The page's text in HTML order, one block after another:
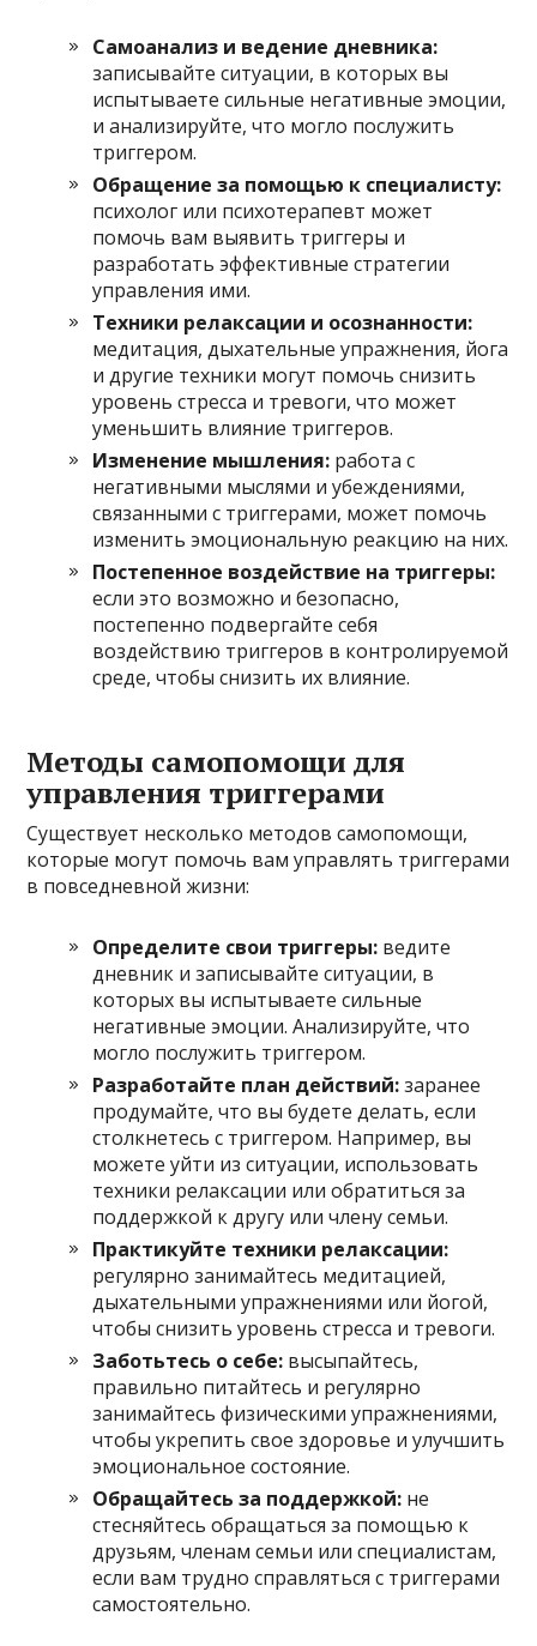
Самоанализ и ведение дневника:
записывайте ситуации, в которых вы
испытываете сильные негативные эмоции,
и анализируйте, что могло послужить
триггером.
Обращение за помощью к специалисту:
психолог или психотерапевт может
помочь вам выявить триггеры и
разработать эффективные стратегии
управления ими.
Техники релаксации и осознанности:
медитация, дыхательные упражнения, йога
и другие техники могут помочь снизить
уровень стресса и тревоги, что может
уменьшить влияние триггеров.
Изменение мышления: работа с
негативными мыслями и убеждениями,
связанными с триггерами, может помочь
изменить эмоциональную реакцию на них.
Постепенное воздействие на триггеры:
если это возможно и безопасно,
постепенно подвергайте себя
воздействию триггеров в контролируемой
среде, чтобы снизить их влияние.
Методы самопомощи для
управления триггерами
Существует несколько методов самопомощи,
которые могут помочь вам управлять триггерами
в повседневной жизни:
Определите свои триггеры: ведите
дневник и записывайте ситуации, в
которых вы испытываете сильные
негативные эмоции. Анализируйте, что
могло послужить триггером.
Разработайте план действий:заранее
продумайте, что вы будете делать, если
столкнетесь с триггером. Например, вы
можете уйти из ситуации, использовать
техники релаксации или обратиться за
поддержкой к другу или члену семьи.
Практикуйте техники релаксации:
регулярно занимайтесь медитацией,
дыхательными упражнениями или йогой,
чтобы снизить уровень стресса и тревоги.
Заботьтесь о себе: высыпайтесь,
правильно питайтесь и регулярно
занимайтесь физическими упражнениями,
чтобы укрепить свое здоровье и улучшить
эмоциональное состояние.
Обращайтесь за поддержкой: не
стесняйтесь обращаться за помощью к
друзьям, членам семьи или специалистам,
если вам трудно справляться с триггерами
самостоятельно.